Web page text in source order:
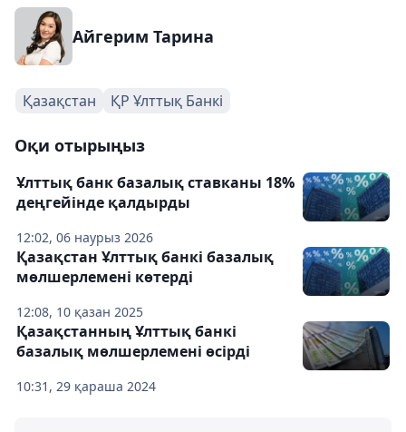
Айгерим Тарина
Қазақстан ҚР Ұлттық Банкі
Оқи отырыңыз
12:02, 06 наурыз 2026
Ұлттық банк базалық ставканы 18%
деңгейінде қалдырды
12:08, 10 қазан 2025
Қазақстан Ұлттық банкі базалық
мөлшерлемені көтерді
10:31, 29 қараша 2024
Қазақстанның Ұлттық банкі
базалық мөлшерлемені өсірді